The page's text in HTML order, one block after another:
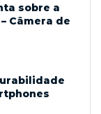
sobre a
Câmera de